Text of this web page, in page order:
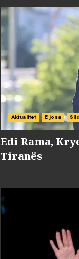
Aktualitet E jona
Edi Rama,
Tiranës